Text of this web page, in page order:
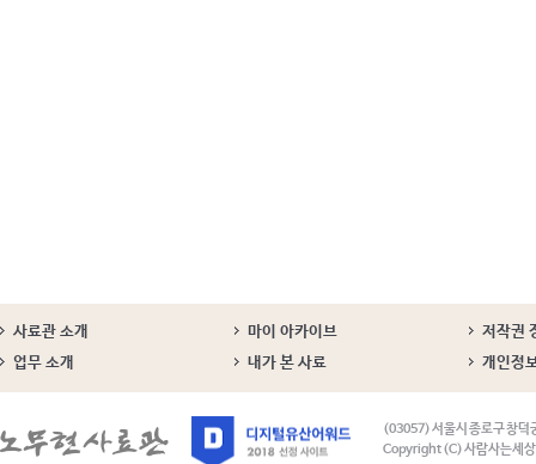
사료관 소개 마이 아카이브
저작권
업무 소개
내가 본 사료 개인정
(03057) 서울시 종로구 창덕
Copyright (C) 사람사는세